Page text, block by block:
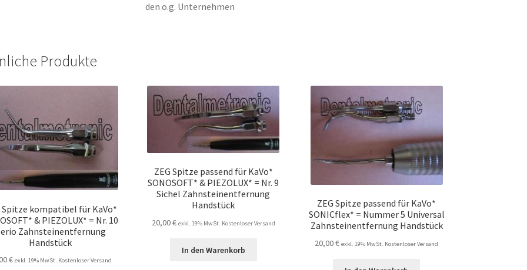
den o.g. Unternehmen
Produkte
Spitze kompatibel für KaVo*
& PIEZOLUX* = Nr. 10
Zahnsteinentfernung
Handstück
€ exkl. 19% MwSt. Kostenloser Versand
ZEG Spitze passend für KaVo*
SONOSOFT* & PIEZOLUX* = Nr. 9
Sichel Zahnsteinentfernung
Handstück
20,00€ exkl. 19% MwSt. Kostenloser Versand
In den Warenkorb
ZEG Spitze passend für KaVo*
SONICflex* = Nummer 5 Universal
Zahnsteinentfernung Handstück
20,00€ exkl. 19% MwSt. Kostenloser Versand